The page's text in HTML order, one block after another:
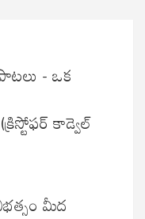
- ఒక
కాడ్వెల్
మీద